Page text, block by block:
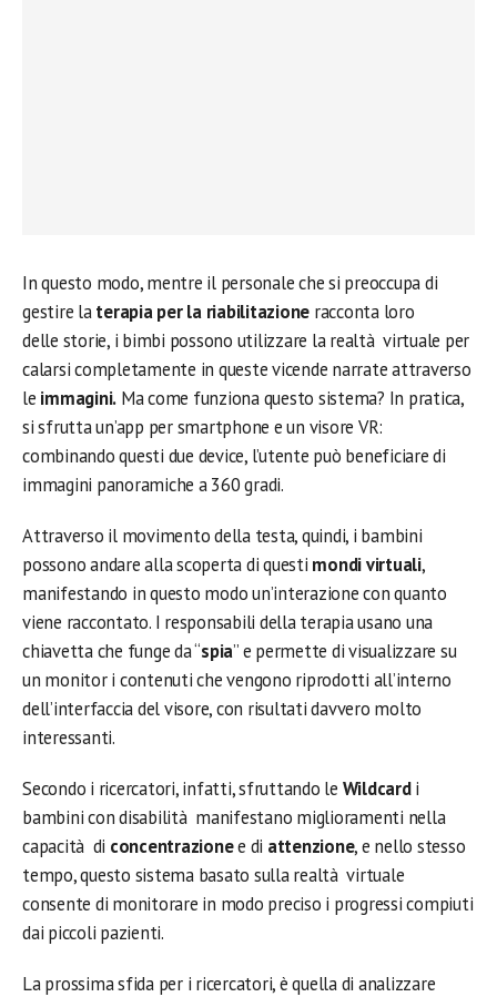
In questo modo, mentre il personale che si preoccupa di
gestire laterapia per la riabilitazione racconta loro
delle storie, i bimbi possono utilizzare la realtà virtuale per
calarsi completamente in queste vicende narrate attraverso
le immagini. Ma come funziona questo sistema? In pratica,
si sfrutta un’app per smartphone e un visore VR:
combinando questi due device, l’utente può beneficiare di
immagini panoramiche a 360 gradi.
Attraverso il movimento della testa, quindi, i bambini
possono andare alla scoperta di questi mondi virtuali,
manifestando in questo modo un’interazione con quanto
viene raccontato. I responsabili della terapia usano una
chiavetta che funge da “spia” e permette di visualizzare su
un monitor i contenuti che vengono riprodotti all’interno
dell’interfaccia del visore, con risultati davvero molto
interessanti.
Secondo i ricercatori, infatti, sfruttando le Wildcardi
bambini con disabilità manifestano miglioramenti nella
capacità di concentrazionee di attenzione, e nello stesso
tempo, questo sistema basato sulla realtà virtuale
consente di monitorare in modo preciso i progressi compiuti
dai piccoli pazienti.
La prossima sfida per i ricercatori, è quella di analizzare